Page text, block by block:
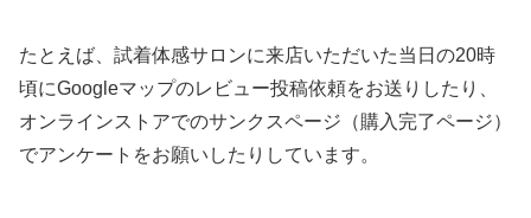
たとえば、試着体感サロンに来店いただいた当日の20時
頃にGoogleマップのレビュー投稿依頼をお送りしたり、
オンラインストアでのサンクスページ（購入完了ページ）
でアンケートをお願いしたりしています。